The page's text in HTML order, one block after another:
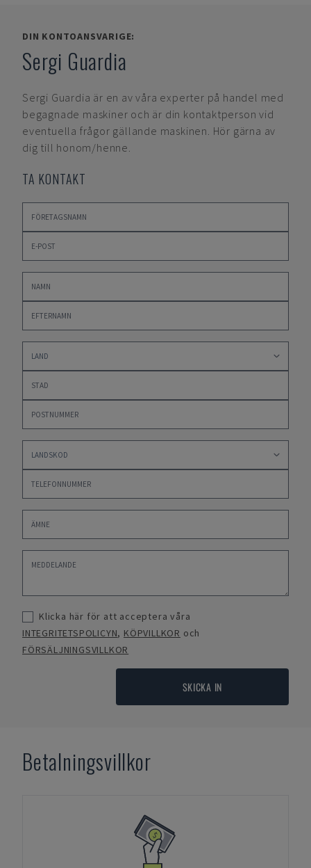
DIN KONTOANSVARIGE:
Sergi Guardia
Sergi Guardia är en av våra experter på handel med
begagnade maskiner och är din kontaktperson vid
eventuella frågor gällande maskinen. Hör gärna av
dig till honom/henne.
TA KONTAKT
Klicka här för att acceptera våra
INTEGRITETSPOLICYN, KÖPVILLKOR och
FÖRSÄLJNINGSVILLKOR
SKICKA IN
Betalningsvillkor